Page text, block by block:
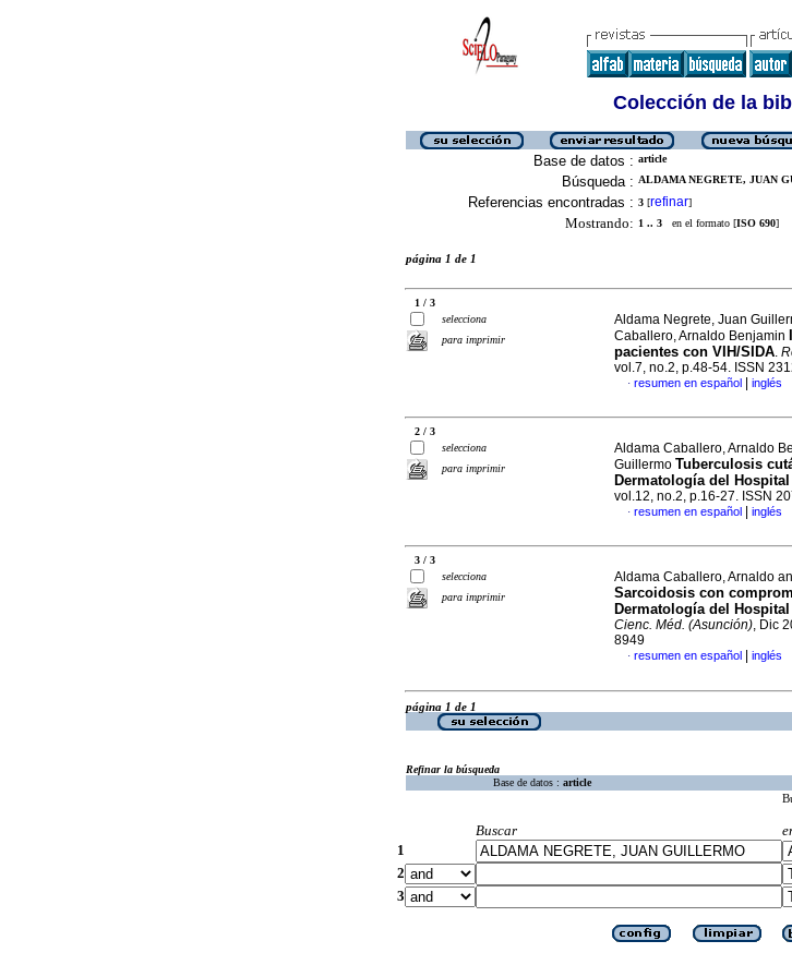
Colección de la
Base de datos : article
Búsqueda : ALDAMA NEGRETE, JUAN
Referencias encontradas : 3 [refinar]
Mostrando: 1 .. 3 en el formato [ISO 690]
página 1 de 1
1 / 3
selecciona
para imprimir
Aldama Negrete, Juan
Caballero, Arnaldo Benjamin
pacientes con VIH/SIDA.
vol.7, no.2, p.48-54. ISSN
· resumen en español inglés
2 / 3
selecciona
para imprimir
Aldama Caballero, Arnaldo
Guillermo Tuberculosis
Dermatología del Hospital
vol.12, no.2, p.16-27. ISSN
· resumen en español inglés
3 / 3
selecciona
para imprimir
Aldama Caballero, Arnaldo
Sarcoidosis con
Dermatología del
Cienc. Méd. (Asunción), Dic
8949
· resumen en español inglés
página 1 de 1
Refinar la búsqueda
Base de datos : article
Buscar
1
2
3